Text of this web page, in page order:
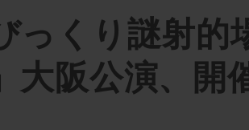
っくり謎射的
大阪公演、開